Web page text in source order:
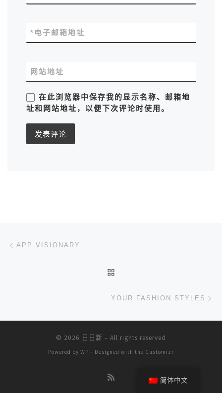
电子邮箱地址
*
网站地址
在此浏览器中保存我的显示名称、邮箱地
址和网站地址，以便下次评论时使用。
文章导航
APP VISIONARY
YOUR FASHION STYLES
© 2026 日日新 – All rights reserved
Powered by WP – Designed with the Customizr
简体中文